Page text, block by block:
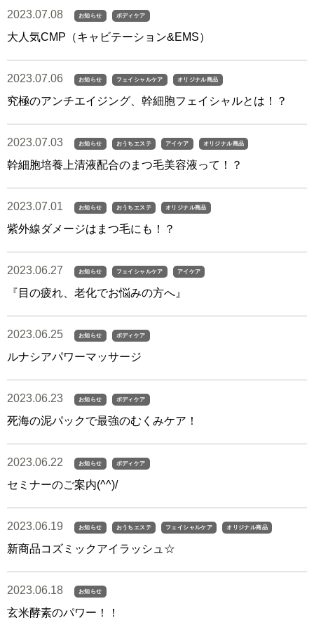
2023.07.08 お知らせ ボディケア
大人気CMP（キャビテーション&EMS）
2023.07.06 お知らせ フェイシャルケア オリジナル商品
究極のアンチエイジング、幹細胞フェイシャルとは！？
2023.07.03 お知らせ おうちエステ アイケア オリジナル商品
幹細胞培養上清液配合のまつ毛美容液って！？
2023.07.01 お知らせ おうちエステ オリジナル商品
紫外線ダメージはまつ毛にも！？
2023.06.27 お知らせ フェイシャルケア アイケア
『目の疲れ、老化でお悩みの方へ』
2023.06.25 お知らせ ボディケア
ルナシアパワーマッサージ
2023.06.23 お知らせ ボディケア
死海の泥パックで最強のむくみケア！
2023.06.22 お知らせ ボディケア
セミナーのご案内(^^)/
2023.06.19 お知らせ おうちエステ フェイシャルケア オリジナル商品
新商品コズミックアイラッシュ☆
2023.06.18 お知らせ
玄米酵素のパワー！！